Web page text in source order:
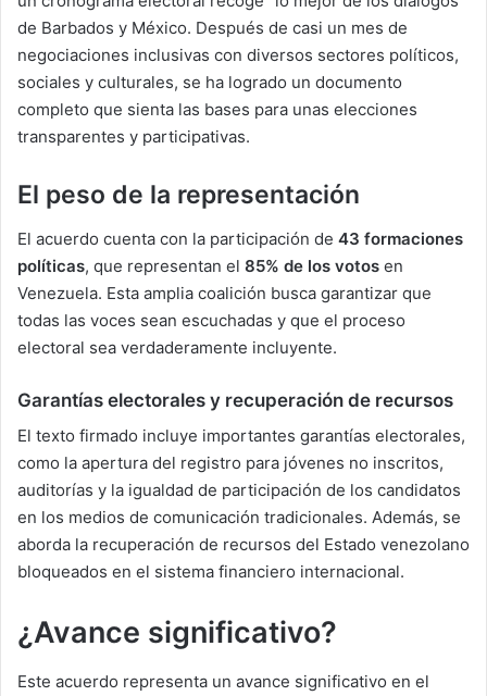
de Barbados y México. Después de casi un mes de
negociaciones inclusivas con diversos sectores políticos,
sociales y culturales, se ha logrado un documento
completo que sienta las bases para unas elecciones
transparentes y participativas.
El peso de la representación
El acuerdo cuenta con la participación de 43 formaciones
políticas, que representan el 85% de los votos en
Venezuela. Esta amplia coalición busca garantizar que
todas las voces sean escuchadas y que el proceso
electoral sea verdaderamente incluyente.
Garantías electorales y recuperación de recursos
El texto firmado incluye importantes garantías electorales,
como la apertura del registro para jóvenes no inscritos,
auditorías y la igualdad de participación de los candidatos
en los medios de comunicación tradicionales. Además, se
aborda la recuperación de recursos del Estado venezolano
bloqueados en el sistema financiero internacional.
¿Avance significativo?
Este acuerdo representa un avance significativo en el